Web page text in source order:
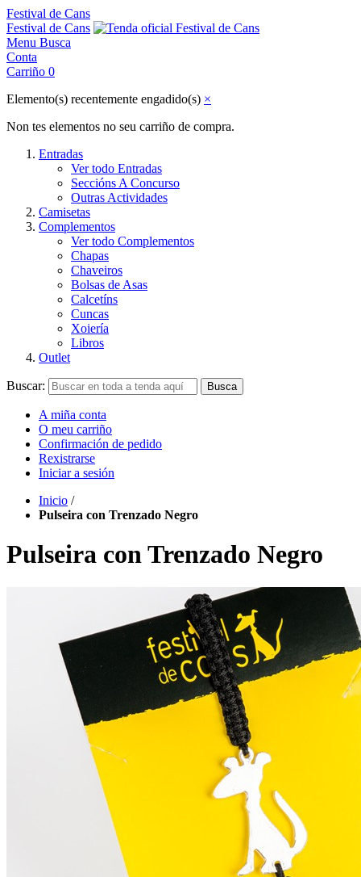
Festival de Cans
Festival de Cans
Menu Busca
Conta
Carriño 0
Elemento(s) recentemente engadido(s) ×
Non tes elementos no seu carriño de compra.
Entradas
Ver todo Entradas
Seccións A Concurso
Outras Actividades
Camisetas
Complementos
Ver todo Complementos
Chapas
Chaveiros
Bolsas de Asas
Calcetíns
Cuncas
Xoiería
Libros
Outlet
Buscar: Busca
A miña conta
O meu carriño
Confirmación de pedido
Rexistrarse
Iniciar a sesión
Inicio /
Pulseira con Trenzado Negro
Pulseira con Trenzado Negro